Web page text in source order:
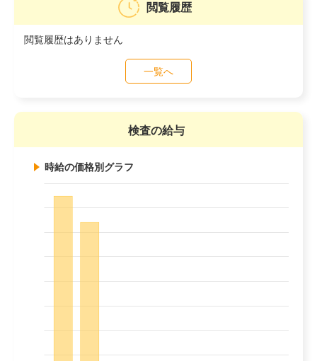
閲覧履歴
閲覧履歴はありません
一覧へ
検査の給与
時給の価格別グラフ